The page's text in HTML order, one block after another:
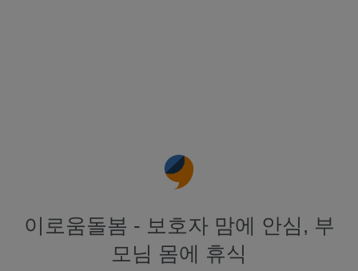
이로움돌봄 - 보호자 맘에 안심, 부
모님 몸에 휴식